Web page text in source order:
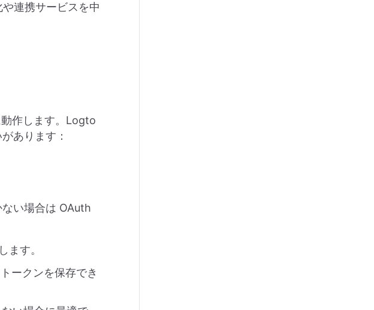
連携サービスを中
作します。Logto
あります：
い場合は OAuth
ます。
ークンを保存でき